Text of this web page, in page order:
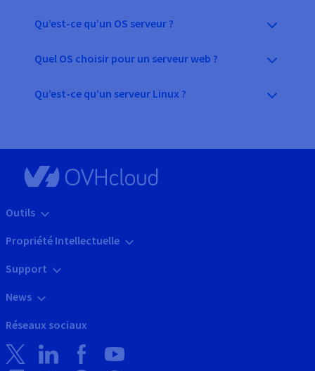
Qu’est-ce qu’un OS serveur ?
Quel OS choisir pour un serveur web ?
Qu’est-ce qu’un serveur Linux ?
Outils
Propriété Intellectuelle
Support
News
Réseaux sociaux